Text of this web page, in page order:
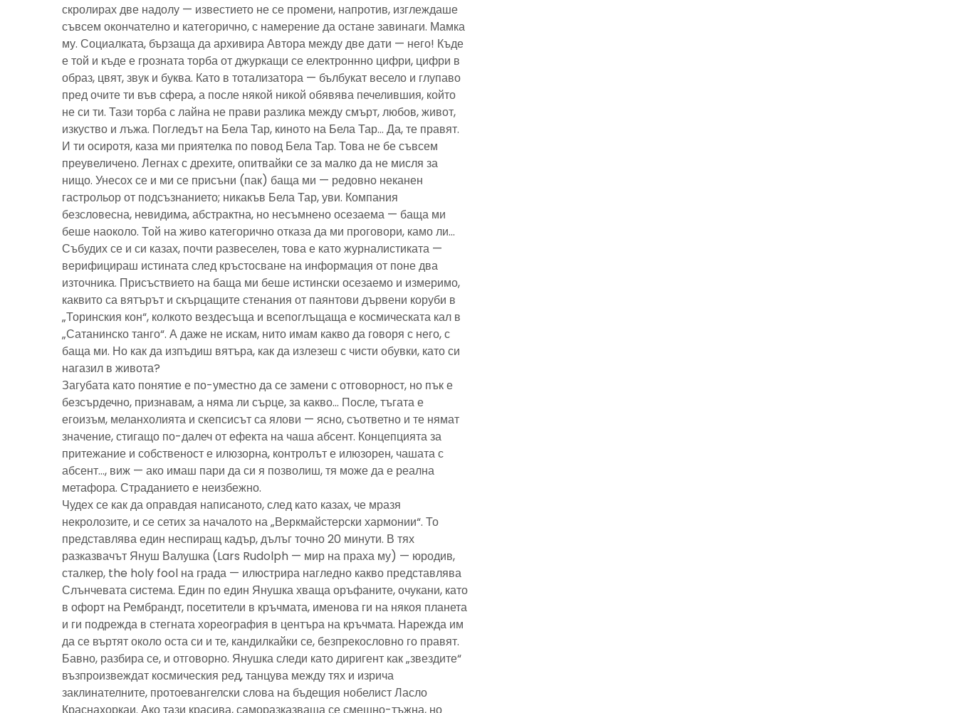
скролирах две надолу — известието не се промени, напротив, изглеждаше
съвсем окончателно и категорично, с намерение да остане завинаги. Мамка
му. Социалката, бързаща да архивира Автора между две дати — него! Къде
е той и къде е грозната торба от джуркащи се електроннно цифри, цифри в
образ, цвят, звук и буква. Като в тотализатора — бълбукат весело и глупаво
пред очите ти във сфера, а после някой никой обявява печелившия, който
не си ти. Тази торба с лайна не прави разлика между смърт, любов, живот,
изкуство и лъжа. Погледът на Бела Тар, киното на Бела Тар… Да, те правят.
И ти осиротя, каза ми приятелка по повод Бела Тар. Това не бе съвсем
преувеличено. Легнах с дрехите, опитвайки се за малко да не мисля за
нищо. Унесох се и ми се присъни (пак) баща ми — редовно неканен
гастрольор от подсъзнанието; никакъв Бела Тар, уви. Компания
безсловесна, невидима, абстрактна, но несъмнено осезаема — баща ми
беше наоколо. Той на живо категорично отказа да ми проговори, камо ли…
Събудих се и си казах, почти развеселен, това е като журналистиката —
верифицираш истината след кръстосване на информация от поне два
източника. Присъствието на баща ми беше истински осезаемо и измеримо,
каквито са вятърът и скърцащите стенания от паянтови дървени коруби в
„Торинския кон“, колкото вездесъща и всепоглъщаща е космическата кал в
„Сатанинско танго“. А даже не искам, нито имам какво да говоря с него, с
баща ми. Но как да изпъдиш вятъра, как да излезеш с чисти обувки, като си
нагазил в живота?
Загубата като понятие е по-уместно да се замени с отговорност, но пък е
безсърдечно, признавам, а няма ли сърце, за какво… После, тъгата е
егоизъм, меланхолията и скепсисът са ялови — ясно, съответно и те нямат
значение, стигащо по-далеч от ефекта на чаша абсент. Концепцията за
притежание и собственост е илюзорна, контролът е илюзорен, чашата с
абсент…, виж — ако имаш пари да си я позволиш, тя може да е реална
метафора. Страданието е неизбежно.
Чудех се как да оправдая написаното, след като казах, че мразя
некролозите, и се сетих за началото на „Веркмайстерски хармонии“. То
представлява един неспиращ кадър, дълъг точно 20 минути. В тях
разказвачът Януш Валушка (Lars Rudolph — мир на праха му) — юродив,
сталкер, the holy fool на града — илюстрира нагледно какво представлява
Слънчевата система. Един по един Янушка хваща оръфаните, очукани, като
в офорт на Рембрандт, посетители в кръчмата, именова ги на някоя планета
и ги подрежда в стегната хореография в центъра на кръчмата. Нарежда им
да се въртят около оста си и те, кандилкайки се, безпрекословно го правят.
Бавно, разбира се, и отговорно. Янушка следи като диригент как „звездите“
възпроизвеждат космическия ред, танцува между тях и изрича
заклинателните, протоевангелски слова на бъдещия нобелист Ласло